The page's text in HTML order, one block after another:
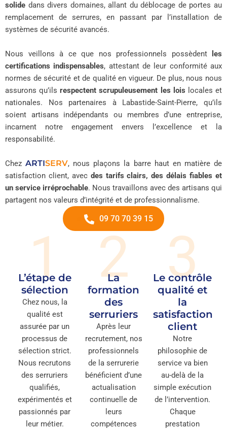
solide dans divers domaines, allant du déblocage de portes au
remplacement de serrures, en passant par l’installation de
systèmes de sécurité avancés.
Nous veillons à ce que nos professionnels possèdent
les
certifications indispensables, attestant de leur conformité aux
normes de sécurité et de qualité en vigueur. De plus, nous nous
assurons qu’ilsrespectent scrupuleusement les lois locales et
nationales. Nos partenaires à Labastide-Saint-Pierre, qu’ils
soient artisans indépendants ou membres d’une entreprise,
incarnent notre engagement envers l’excellence et la
responsabilité.
ChezARTISERV, nous plaçons la barre haut en matière de
satisfaction client, avec des tarifs clairs, des délais fiables et
un service irréprochable. Nous travaillons avec des artisans qui
partagent nos valeurs d’intégrité et de professionnalisme.
09 70 70 39 15
1
L’étape de
sélection
Chez nous, la
qualité est
assurée par un
processus de
sélection strict.
Nous recrutons
des serruriers
qualifiés,
expérimentés et
passionnés par
leur métier.
2
La
formation
des
serruriers
Après leur
recrutement, nos
professionnels
de la serrurerie
bénéficient d’une
actualisation
continuelle de
leurs
compétences
3
Le contrôle
qualité et
la
satisfaction
client
Notre
philosophie de
service va bien
au-delà de la
simple exécution
de l’intervention.
Chaque
prestation